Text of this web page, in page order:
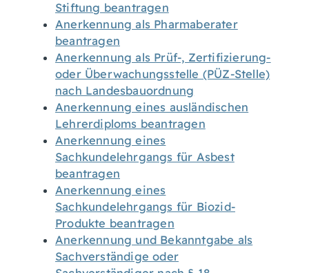
Stiftung beantragen
Anerkennung als Pharmaberater
beantragen
Anerkennung als Prüf-, Zertifizierung-
oder Überwachungsstelle (PÜZ-Stelle)
nach Landesbauordnung
Anerkennung eines ausländischen
Lehrerdiploms beantragen
Anerkennung eines
Sachkundelehrgangs für Asbest
beantragen
Anerkennung eines
Sachkundelehrgangs für Biozid-
Produkte beantragen
Anerkennung und Bekanntgabe als
Sachverständige oder